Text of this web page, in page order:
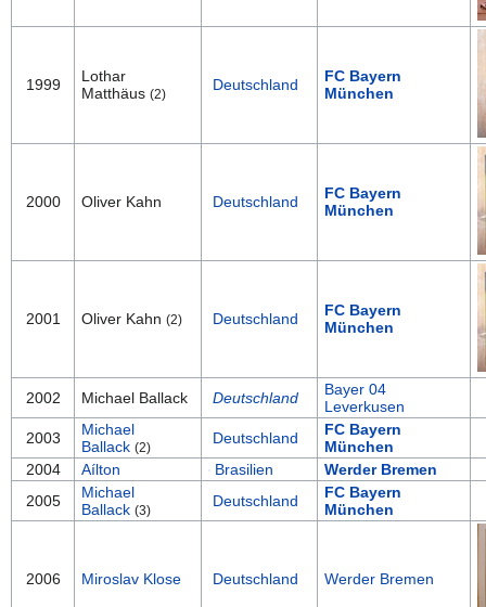
1999
Lothar
Matthäus (2)
Deutschland
FC Bayern
München
2000 Oliver Kahn Deutschland
FC Bayern
München
2001 Oliver Kahn (2) Deutschland
FC Bayern
München
2002 Michael Ballack Deutschland
Bayer 04
Leverkusen
2003
Michael
Ballack (2)
Deutschland
FC Bayern
München
2004
Aílton Brasilien
Werder Bremen
2005
Michael
Ballack (3)
Deutschland
FC Bayern
München
2006 Miroslav Klose Deutschland Werder Bremen